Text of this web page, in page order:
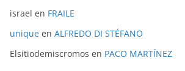
israel en FRAILE
unique en ALFREDO DI STÉFANO
Elsitiodemiscromos en PACO MARTÍNEZ